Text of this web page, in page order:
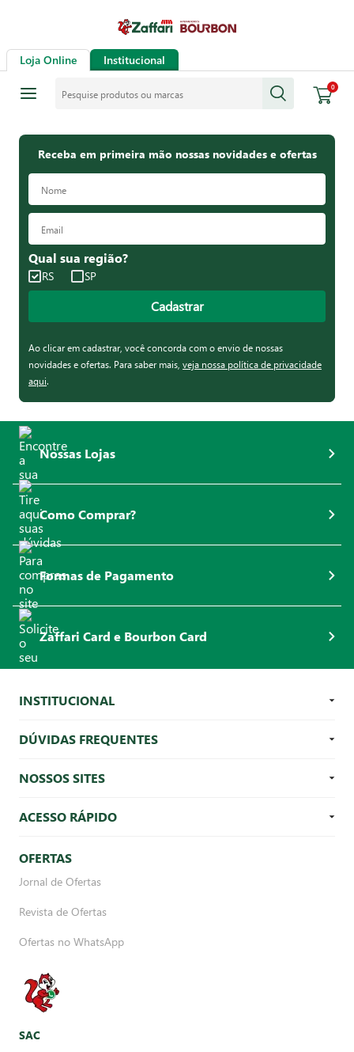
Loja Online Institucional
0
Receba em primeira mão nossas novidades e ofertas
Qual sua região?
RS SP
Cadastrar
Ao clicar em cadastrar, você concorda com o envio de nossas
novidades e ofertas. Para saber mais, veja nossa política de privacidade
aqui.
Nossas Lojas
Como Comprar?
Formas de Pagamento
Zaffari Card e Bourbon Card
INSTITUCIONAL
DÚVIDAS FREQUENTES
NOSSOS SITES
ACESSO RÁPIDO
OFERTAS
Jornal de Ofertas
Revista de Ofertas
Ofertas no WhatsApp
SAC